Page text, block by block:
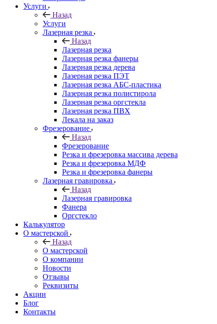
Услуги
Назад
Услуги
Лазерная резка
Назад
Лазерная резка
Лазерная резка фанеры
Лазерная резка дерева
Лазерная резка ПЭТ
Лазерная резка АБС-пластика
Лазерная резка полистирола
Лазерная резка оргстекла
Лазерная резка ПВХ
Лекала на заказ
Фрезерование
Назад
Фрезерование
Резка и фрезеровка массива дерева
Резка и фрезеровка МДФ
Резка и фрезеровка фанеры
Лазерная гравировка
Назад
Лазерная гравировка
Фанера
Орг­стек­ло
Калькулятор
О мастерской
Назад
О мастерской
О компании
Новости
Отзывы
Реквизиты
Акции
Блог
Контакты